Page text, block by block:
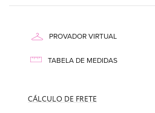
aqui
PROVADOR VIRTUAL
TABELA DE MEDIDAS
CÁLCULO DE FRETE